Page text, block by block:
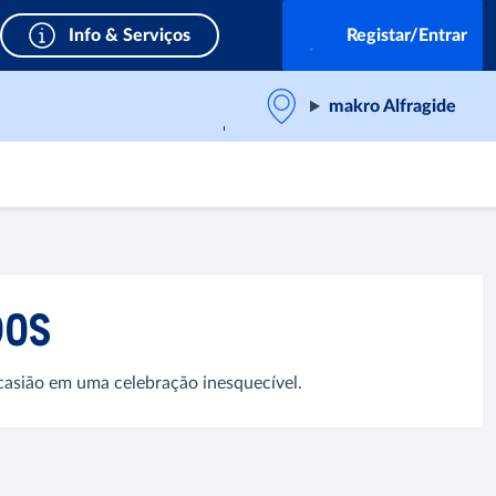
Info & Serviços Registar/Entrar
makro Alfragide
em uma celebração inesquecível.